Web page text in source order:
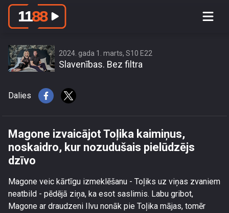
Magone izvaicājot Toļika kaimiņus,
2024. gada 1. marts, S10 E22
Slavenības. Bez filtra
Dalies
Magone izvaicājot Toļika kaimiņus,
noskaidro, kur nozudušais pielūdzējs
dzīvo
Magone veic kārtīgu izmeklēšanu - Toļiks uz viņas zvaniem
neatbild - pēdējā ziņa, ka esot saslimis. Labu gribot,
Magone ar draudzeni Ilvu nonāk pie Toļika mājas, tomēr